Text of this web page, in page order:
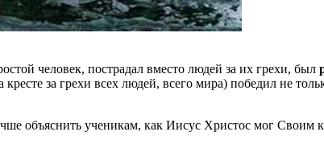
человек, пострадал вместо людей за их грехи, был
за грехи всех людей, всего мира) победил не
объяснить ученикам, как Иисус Христос мог